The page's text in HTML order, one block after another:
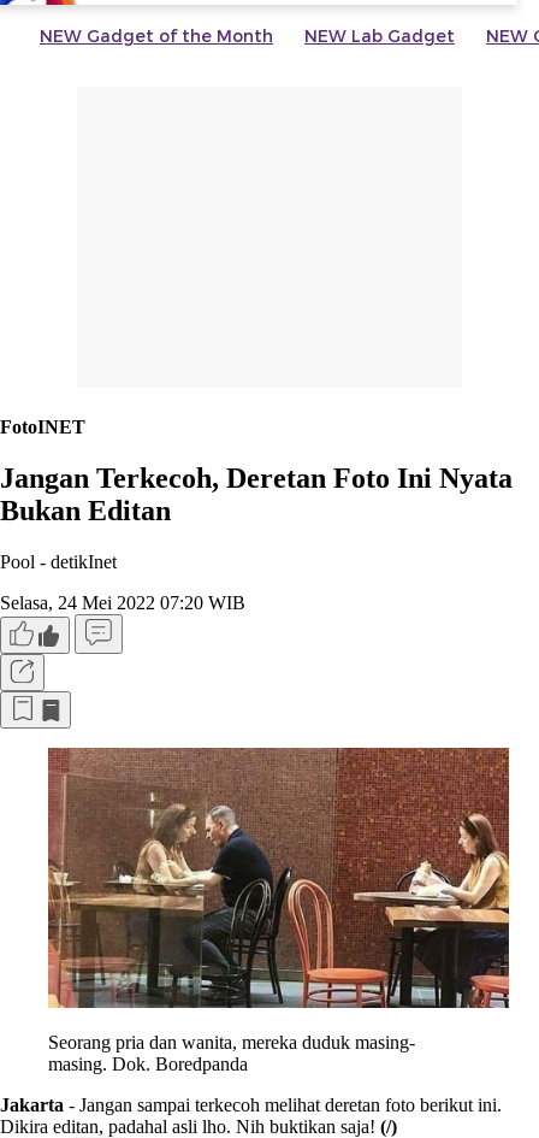
NEW Gadget of the Month NEW Lab Gadget NEW
FotoINET
Jangan Terkecoh, Deretan Foto Ini Nyata
Bukan Editan
Pool - detikInet
Selasa, 24 Mei 2022 07:20 WIB
Seorang pria dan wanita, mereka duduk masing-
masing. Dok. Boredpanda
Jakarta - Jangan sampai terkecoh melihat deretan foto berikut ini.
Dikira editan, padahal asli lho. Nih buktikan saja! (/)